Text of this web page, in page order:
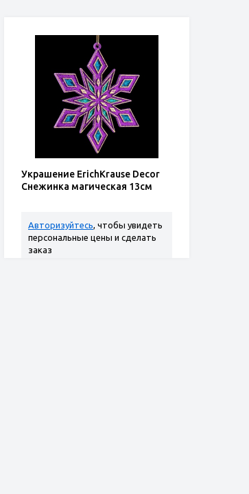
Украшение ErichKrause Decor
Снежинка магическая 13см
Авторизуйтесь, чтобы увидеть
персональные цены и сделать
заказ